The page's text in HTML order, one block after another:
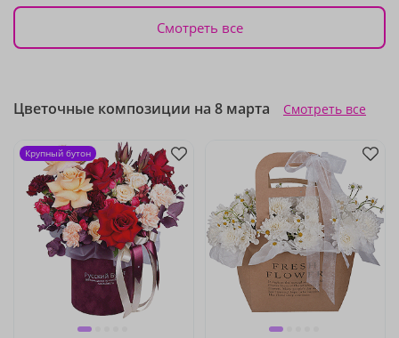
Смотреть все
Цветочные композиции на 8 марта Смотреть все
Крупный бутон